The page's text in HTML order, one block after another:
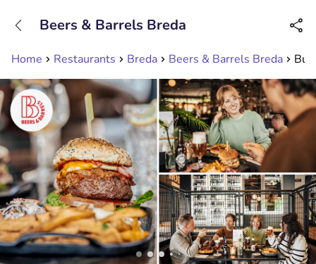
Available until 23:00
Home Restaurants Breda Beers & Barrels Breda
Beers & Barrels Breda